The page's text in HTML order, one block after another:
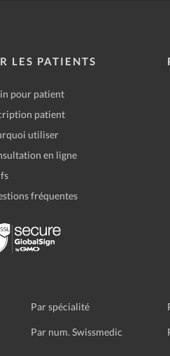
LES PATIENTS
pour patient
patient
utiliser
en ligne
fréquentes
Par spécialité
Par num. Swissmedic